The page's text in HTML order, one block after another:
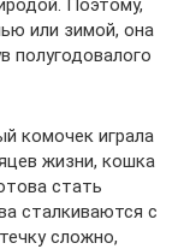
или зимой, она
полугодовалого
комочек играла
жизни, кошка
стать
сталкиваются с
сложно,